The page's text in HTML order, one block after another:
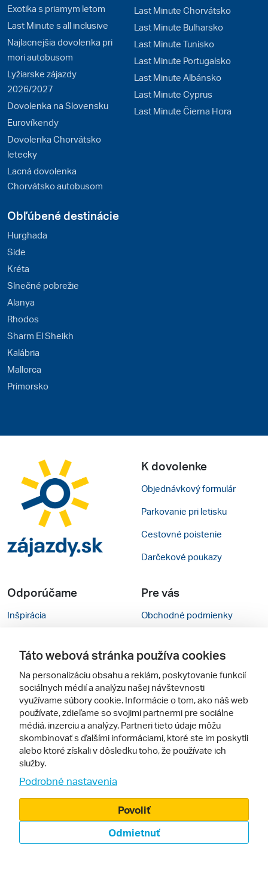
Exotika s priamym letom
Last Minute s all inclusive
Najlacnejšia dovolenka pri
mori autobusom
Lyžiarske zájazdy
2026/2027
Dovolenka na Slovensku
Eurovíkendy
Dovolenka Chorvátsko
letecky
Lacná dovolenka
Chorvátsko autobusom
Last Minute Chorvátsko
Last Minute Bulharsko
Last Minute Tunisko
Last Minute Portugalsko
Last Minute Albánsko
Last Minute Cyprus
Last Minute Čierna Hora
Obľúbené destinácie
Hurghada
Side
Kréta
Slnečné pobrežie
Alanya
Rhodos
Sharm El Sheikh
Kalábria
Mallorca
Primorsko
K dovolenke
Objednávkový formulár
Parkovanie pri letisku
Cestovné poistenie
Darčekové poukazy
Odporúčame
Inšpirácia
Cestovné kancelárie
Zájezdy.cz
Pre vás
Obchodné podmienky
Nastavenie cookies
Verzia webu pre PC
Sledujte nás
© 2005 - 2026, Zájazdy.sk,
Táto webová stránka používa cookies
Na personalizáciu obsahu a reklám, poskytovanie funkcií
sociálnych médií a analýzu našej návštevnosti
využívame súbory cookie. Informácie o tom, ako náš web
používate, zdieľame so svojimi partnermi pre sociálne
médiá, inzerciu a analýzy. Partneri tieto údaje môžu
skombinovať s ďalšími informáciami, ktoré ste im poskytli
alebo ktoré získali v dôsledku toho, že používate ich
služby.
Podrobné nastavenia
Odmietnuť
Povoliť